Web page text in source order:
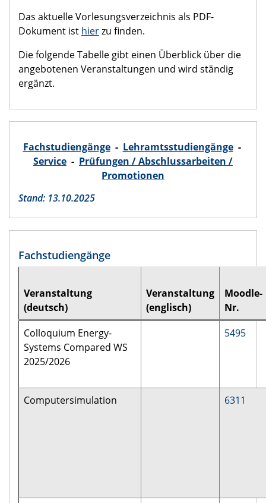
Das aktuelle Vorlesungsverzeichnis als PDF-
Dokument ist hierzu finden.
Die folgende Tabelle gibt einen Überblick über die
angebotenen Veranstaltungen und wird ständig
ergänzt.
Fachstudiengänge- Lehramtsstudiengänge-
Service - Prüfungen / Abschlussarbeiten /
Promotionen
Stand: 13.10.2025
Fachstudiengänge
Veranstaltung
(deutsch)
Veranstaltung
(englisch)
Moodle-
Nr.
Colloquium Energy-
Systems Compared WS
2025/2026
5495
Computersimulation 6311